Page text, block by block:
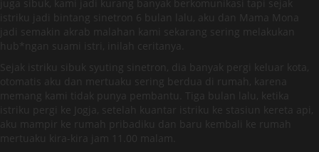
juga sibuk, kami jadi kurang banyak berkomunikasi tapi sejak
istriku jadi bintang sinetron 6 bulan lalu, aku dan Mama Mona
jadi semakin akrab malahan kami sekarang sering melakukan
hub*ngan suami istri, inilah ceritanya.
Sejak istriku sibuk syuting sinetron, dia banyak pergi keluar kota,
otomatis aku dan mertuaku sering berdua di rumah, karena
memang kami tidak punya pembantu. Tiga bulan lalu, ketika
istriku pergi ke Jogja, setelah kuantar istriku ke stasiun kereta api,
aku mampir ke rumah pribadiku dan baru kembali ke rumah
mertuaku kira-kira jam 11.00 malam.